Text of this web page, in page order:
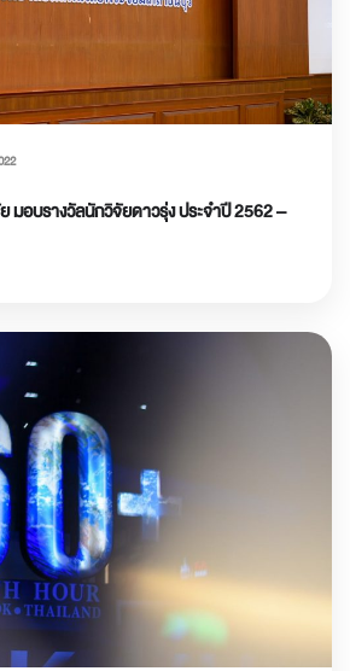
มอบรางวัลนักวิจัยดาวรุ่ง ประจำปี 2562 –